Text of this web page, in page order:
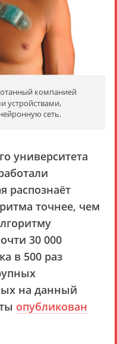
компанией
устройствами,
сеть.
университета
распознаёт
точнее, чем
30 000
в 500 раз
на данный
опубликован